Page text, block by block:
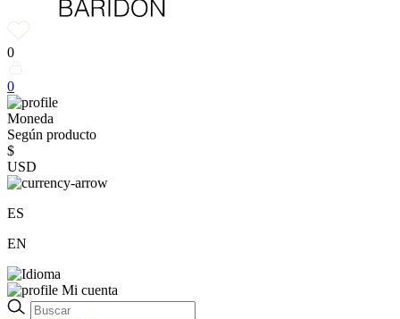
0
0
Moneda
Según producto
$
USD
ES
EN
Mi cuenta